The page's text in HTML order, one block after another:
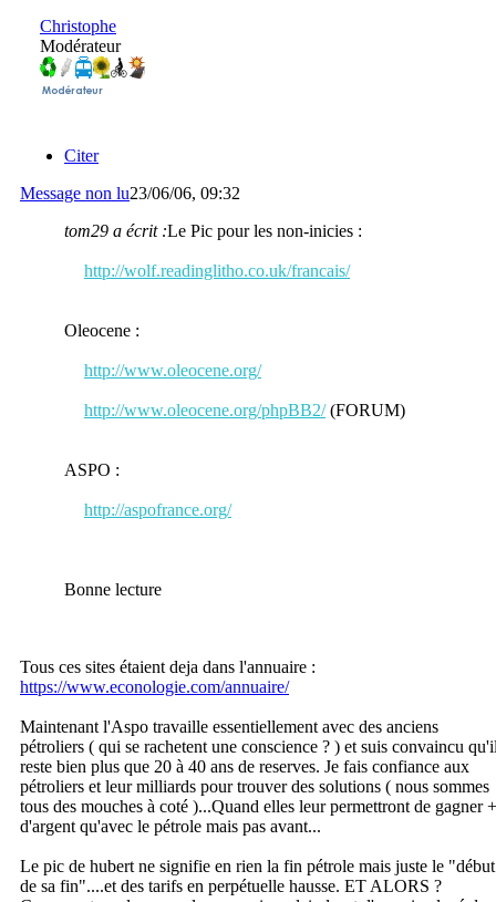
Christophe
Modérateur
Citer
Message non lu23/06/06, 09:32
tom29 a écrit :Le Pic pour les non-inicies :
http://wolf.readinglitho.co.uk/francais/
Oleocene :
http://www.oleocene.org/
http://www.oleocene.org/phpBB2/(FORUM)
ASPO :
http://aspofrance.org/
Bonne lecture
Tous ces sites étaient deja dans l'annuaire :
https://www.econologie.com/annuaire/
Maintenant l'Aspo travaille essentiellement avec des anciens
pétroliers ( qui se rachetent une conscience ? ) et suis convaincu
reste bien plus que 20 à 40 ans de reserves. Je fais confiance aux
pétroliers et leur milliards pour trouver des solutions ( nous sommes
tous des mouches à coté )...Quand elles leur permettront de gagner +
d'argent qu'avec le pétrole mais pas avant...
Le pic de hubert ne signifie en rien la fin pétrole mais juste le "début
de sa fin"....et des tarifs en perpétuelle hausse. ET ALORS ?